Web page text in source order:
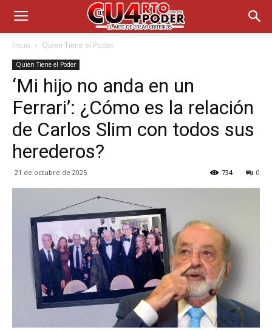
Inicio Quien Tiene el Poder
Quien Tiene el Poder
‘Mi hijo no anda en un
Ferrari’: ¿Cómo es la relación
de Carlos Slim con todos sus
herederos?
21 de octubre de 2025 0
734